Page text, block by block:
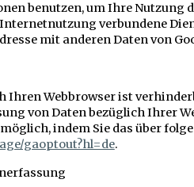
benutzen, um Ihre Nutzung
verbundene
mit anderen Daten von
Ihren Webbrowser ist
von Daten bezüglich
indem Sie das über
gaoptout?hl=de.